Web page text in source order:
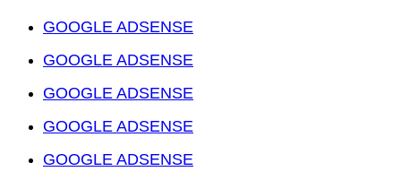
GOOGLE ADSENSE
GOOGLE ADSENSE
GOOGLE ADSENSE
GOOGLE ADSENSE
GOOGLE ADSENSE